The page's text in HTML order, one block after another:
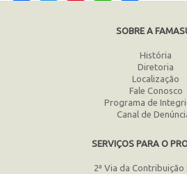
SOBRE A
História
Diretoria
Localização
Fale Conosco
Programa de
Canal de
SERVIÇOS PARA O
2ª Via da Contribuição